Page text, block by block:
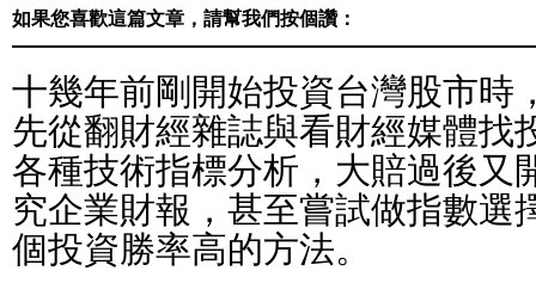
如果您喜歡這篇文章，請幫我們按個讚：
十幾年前剛開始投資台灣股市時
先從翻財經雜誌與看財經媒體找
各種技術指標分析，大賠過後又
究企業財報，甚至嘗試做指數選
個投資勝率高的方法。